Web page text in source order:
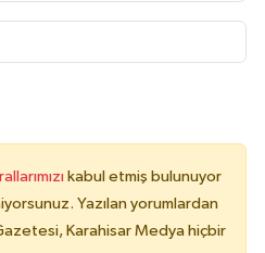
kabul etmiş bulunuyor
Yazılan yorumlardan
Karahisar Medya hiçbir